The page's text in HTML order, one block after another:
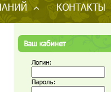
КОНТАКТЫ
Ваш кабинет
Логин:
Пароль: